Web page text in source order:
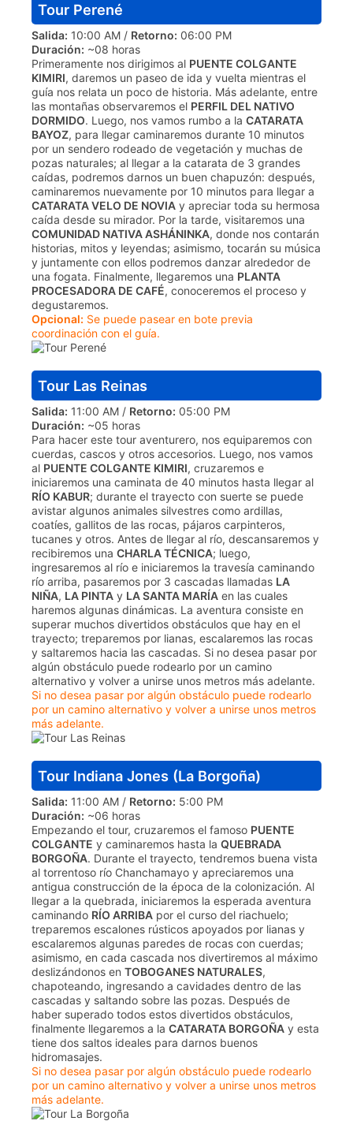
Tour Perené
Salida: 10:00 AM / Retorno: 06:00 PM
Duración: ~08 horas
Primeramente nos dirigimos al PUENTE COLGANTE
KIMIRI, daremos un paseo de ida y vuelta mientras el
guía nos relata un poco de historia. Más adelante, entre
las montañas observaremos el PERFIL DEL NATIVO
DORMIDO. Luego, nos vamos rumbo a laCATARATA
BAYOZ, para llegar caminaremos durante 10 minutos
por un sendero rodeado de vegetación y muchas de
pozas naturales; al llegar a la catarata de 3 grandes
caídas, podremos darnos un buen chapuzón: después,
caminaremos nuevamente por 10 minutos para llegar a
CATARATA VELO DE NOVIA y apreciar toda su hermosa
caída desde su mirador. Por la tarde, visitaremos una
COMUNIDAD NATIVA ASHÁNINKA, donde nos contarán
historias, mitos y leyendas; asimismo, tocarán su música
y juntamente con ellos podremos danzar alrededor de
una fogata. Finalmente, llegaremos una PLANTA
PROCESADORA DE CAFÉ, conoceremos el proceso y
degustaremos.
Opcional: Se puede pasear en bote previa
coordinación con el guía.
Tour Las Reinas
Salida: 11:00 AM / Retorno: 05:00 PM
Duración: ~05 horas
Para hacer este tour aventurero, nos equiparemos con
cuerdas, cascos y otros accesorios. Luego, nos vamos
al PUENTE COLGANTE KIMIRI, cruzaremos e
iniciaremos una caminata de 40 minutos hasta llegar al
RÍO KABUR; durante el trayecto con suerte se puede
avistar algunos animales silvestres como ardillas,
coatíes, gallitos de las rocas, pájaros carpinteros,
tucanes y otros. Antes de llegar al río, descansaremos y
recibiremos unaCHARLA TÉCNICA; luego,
ingresaremos al río e iniciaremos la travesía caminando
río arriba, pasaremos por 3 cascadas llamadas LA
NIÑA, LA PINTA y LA SANTA MARÍA en las cuales
haremos algunas dinámicas. La aventura consiste en
superar muchos divertidos obstáculos que hay en el
trayecto; treparemos por lianas, escalaremos las rocas
y saltaremos hacia las cascadas. Si no desea pasar por
algún obstáculo puede rodearlo por un camino
alternativo y volver a unirse unos metros más adelante.
Si no desea pasar por algún obstáculo puede rodearlo
por un camino alternativo y volver a unirse unos metros
más adelante.
Tour Indiana Jones (La Borgoña)
Salida: 11:00 AM / Retorno: 5:00 PM
Duración: ~06 horas
Empezando el tour, cruzaremos el famoso PUENTE
COLGANTE y caminaremos hasta laQUEBRADA
BORGOÑA. Durante el trayecto, tendremos buena vista
al torrentoso río Chanchamayo y apreciaremos una
antigua construcción de la época de la colonización. Al
llegar a la quebrada, iniciaremos la esperada aventura
caminando RÍO ARRIBA por el curso del riachuelo;
treparemos escalones rústicos apoyados por lianas y
escalaremos algunas paredes de rocas con cuerdas;
asimismo, en cada cascada nos divertiremos al máximo
deslizándonos enTOBOGANES NATURALES,
chapoteando, ingresando a cavidades dentro de las
cascadas y saltando sobre las pozas. Después de
haber superado todos estos divertidos obstáculos,
finalmente llegaremos a laCATARATA BORGOÑA y esta
tiene dos saltos ideales para darnos buenos
hidromasajes.
Si no desea pasar por algún obstáculo puede rodearlo
por un camino alternativo y volver a unirse unos metros
más adelante.